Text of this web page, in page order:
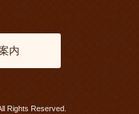
内
Rights Reserved.